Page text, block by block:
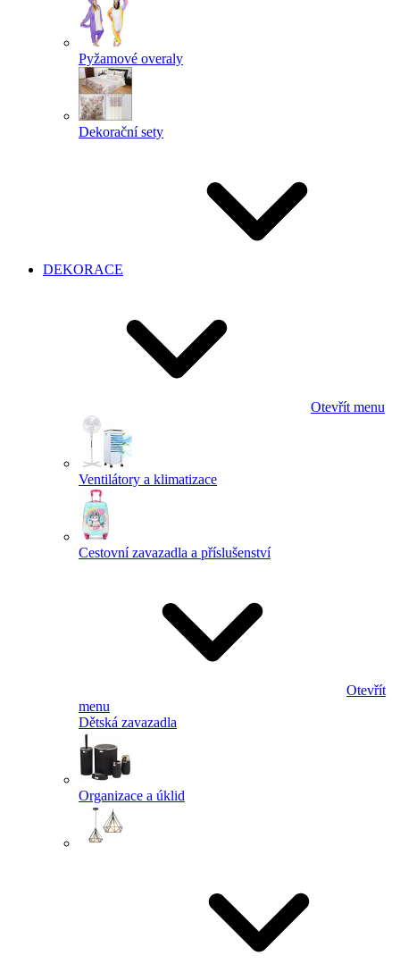
Pyžamové overaly
Dekorační sety
DEKORACE
Otevřít menu
Ventilátory a klimatizace
Cestovní zavazadla a příslušenství
Otevřít
menu
Dětská zavazadla
Organizace a úklid